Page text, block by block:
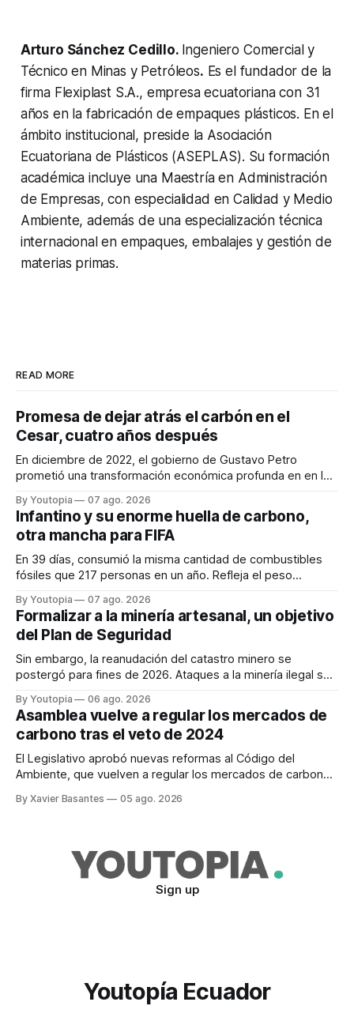
Arturo Sánchez Cedillo. Ingeniero Comercial y
Técnico en Minas y Petróleos. Es el fundador de la
firma Flexiplast S.A., empresa ecuatoriana con 31
años en la fabricación de empaques plásticos. En el
ámbito institucional, preside la Asociación
Ecuatoriana de Plásticos (ASEPLAS). Su formación
académica incluye una Maestría en Administración
de Empresas, con especialidad en Calidad y Medio
Ambiente, además de una especialización técnica
internacional en empaques, embalajes y gestión de
materias primas.
READ MORE
Promesa de dejar atrás el carbón en el
Cesar, cuatro años después
En diciembre de 2022, el gobierno de Gustavo Petro
prometió una transformación económica profunda en en la
By Youtopia 07 ago. 2026
Infantino y su enorme huella de carbono,
otra mancha para FIFA
En 39 días, consumió la misma cantidad de combustibles
fósiles que 217 personas en un año. Refleja el peso
By Youtopia 07 ago. 2026
Formalizar a la minería artesanal, un objetivo
del Plan de Seguridad
Sin embargo, la reanudación del catastro minero se
postergó para fines de 2026. Ataques a la minería ilegal se
By Youtopia 06 ago. 2026
Asamblea vuelve a regular los mercados de
carbono tras el veto de 2024
El Legislativo aprobó nuevas reformas al Código del
Ambiente, que vuelven a regular los mercados de carbono,
By Xavier Basantes 05 ago. 2026
Sign up
Youtopía Ecuador